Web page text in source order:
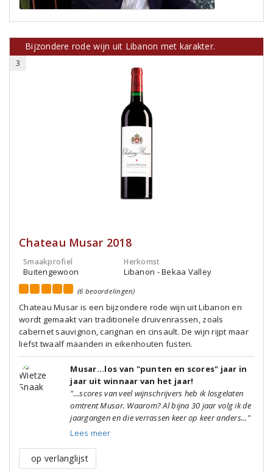
Bijzondere rode wijn uit Libanon met karakter.
3
Chateau Musar 2018
Smaakprofiel
Buitengewoon
Herkomst
Libanon - Bekaa Valley
(6 beoordelingen)
Chateau Musar is een bijzondere rode wijn uit Libanon en
wordt gemaakt van traditionele druivenrassen, zoals
cabernet sauvignon, carignan en cinsault. De wijn rijpt maar
liefst twaalf maanden in eikenhouten fusten.
Musar...los van "punten en scores" jaar in
jaar uit winnaar van het jaar!
"...scores van veel wijnschrijvers heb ik losgelaten
omtrent Musar. Waarom? Al bijna 30 jaar volg ik de
jaargangen en die verrassen keer op keer anders..."
Lees meer
op verlanglijst